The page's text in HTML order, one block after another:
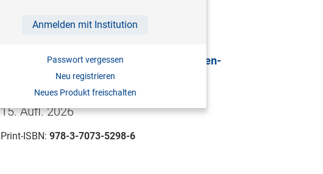
Anmelden mit Institution
Passwort vergessen
Neu registrieren
Neues Produkt freischalten
SONNTAG (HRSG)
Sozialversicherungsgesetz & Selbständigen-
Sozialversicherungsgesetz
Jahreskommentar
15. Aufl. 2026
Print-ISBN:978-3-7073-5298-6